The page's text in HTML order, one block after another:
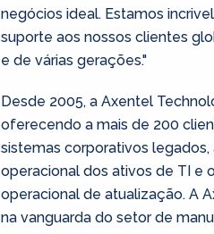
negócios ideal. Estamos
suporte aos nossos clientes
e de várias gerações."
Desde 2005, a Axentel
oferecendo a mais de 200
sistemas corporativos
operacional dos ativos de TI e
operacional de atualização. A
na vanguarda do setor de